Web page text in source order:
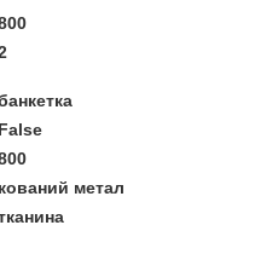
False
кований метал